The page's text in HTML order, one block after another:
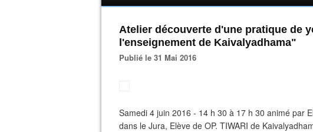
Atelier découverte d'une pratique de
l'enseignement de Kaivalyadhama"
Publié le 31 Mai 2016
Samedi 4 juin 2016 - 14 h 30 à 17 h 30 animé par
dans le Jura, Elève de OP. TIWARI de